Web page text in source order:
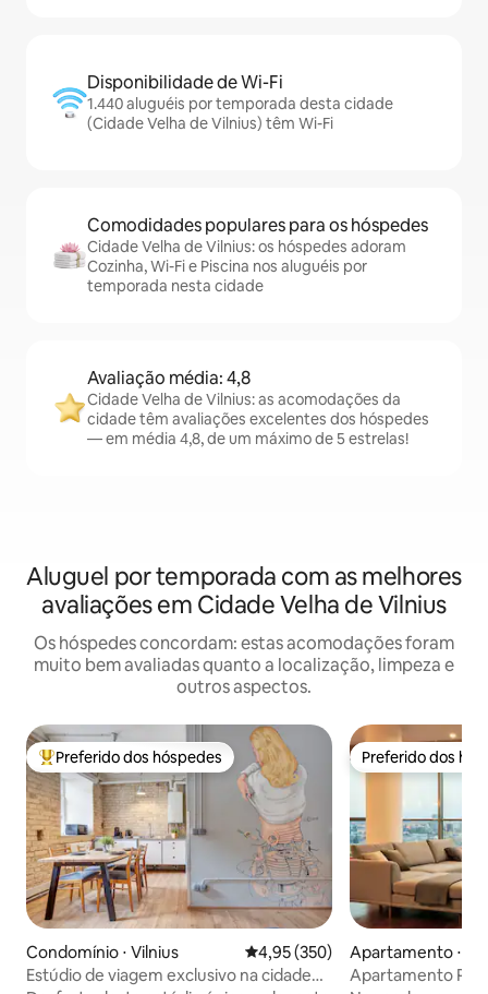
Disponibilidade de Wi-Fi
1.440 aluguéis por temporada desta cidade
(Cidade Velha de Vilnius) têm Wi-Fi
Comodidades populares para os hóspedes
Cidade Velha de Vilnius: os hóspedes adoram
Cozinha, Wi-Fi e Piscina nos aluguéis por
temporada nesta cidade
Avaliação média: 4,8
Cidade Velha de Vilnius: as acomodações da
cidade têm avaliações excelentes dos hóspedes
— em média 4,8, de um máximo de 5 estrelas!
Aluguel por temporada com as melhores
avaliações em Cidade Velha de Vilnius
Os hóspedes concordam: estas acomodações foram
muito bem avaliadas quanto a localização, limpeza e
outros aspectos.
Entre os melhores preferidos dos hóspedes
Preferido dos hóspedes
Condomínio ⋅ Vilnius 4,95 de uma avaliação média de
4,95 (350)
Estúdio de viagem exclusivo na cidade
Preferido dos
Preferido dos
Apartamento ⋅
s
Apartamento